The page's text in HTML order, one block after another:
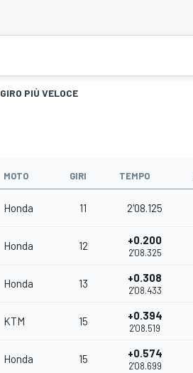
GIRO PIÙ VELOCE
MOTO GIRI TEMPO
Honda 11 2'08.125
Honda 12 +0.200
2'08.325
Honda 13 +0.308
2'08.433
KTM 15 +0.394
2'08.519
Honda 15 +0.574
2'08.699